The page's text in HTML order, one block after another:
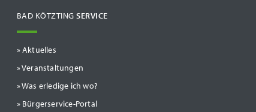
BAD KÖTZTINGSERVICE
Aktuelles
Veranstaltungen
Was erledige ich wo?
Bürgerservice-Portal